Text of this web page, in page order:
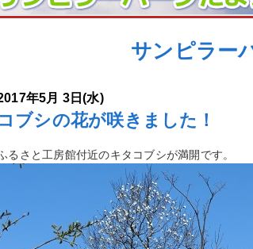
サンピラー
年5月 3日(水)
コブシの花が咲きました！
るさと工房館付近のキタコブシが満開です。